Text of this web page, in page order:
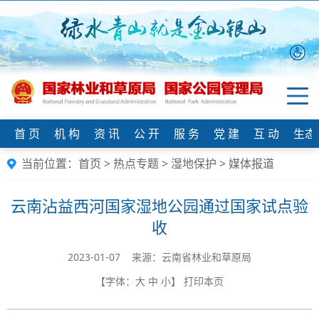
首 页 机 构 资 讯 公 开 服 务 党 建 互 动
生
当前位置： 首页 > 热点专题> 湿地保护 >媒体报道
云南沾益西河国家湿地公园通过国家试点验
收
2023-01-07 来源：​云南省林业和草原局
【字体： 大 中 小】 打印本页